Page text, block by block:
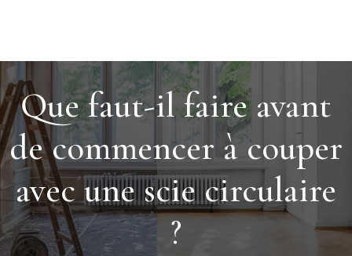
Que faut-il faire avant
de commencer à couper
avec une scie circulaire
?